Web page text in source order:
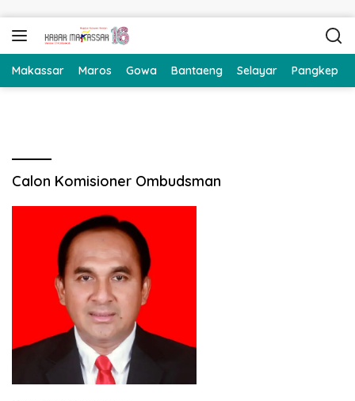
Makassar Maros Gowa Bantaeng Selayar Pangkep
Calon Komisioner Ombudsman